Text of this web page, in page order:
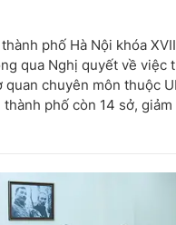
phố Hà Nội khóa
qua Nghị quyết về việc
quan chuyên môn thuộc
thành phố còn 14 sở,